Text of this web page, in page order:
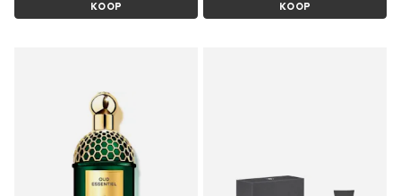
KOOP KOOP